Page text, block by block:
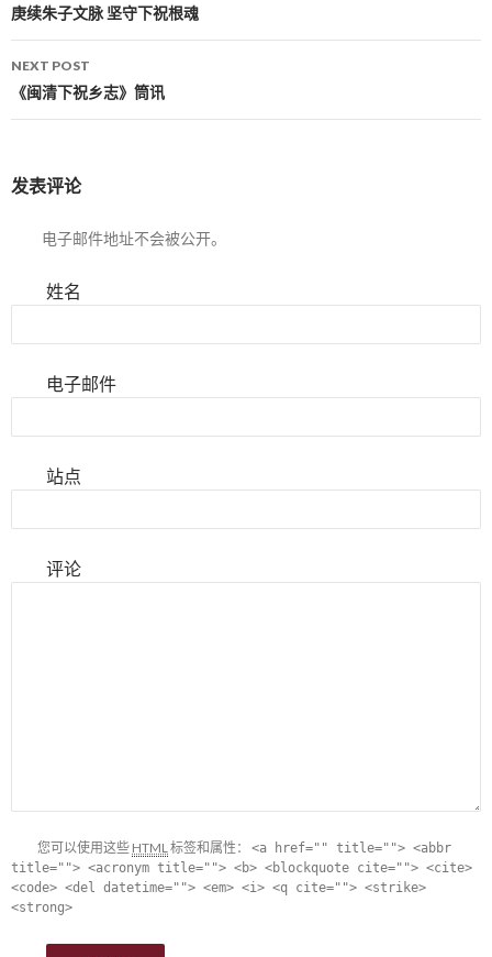
Post navigation
庚续朱子文脉 坚守下祝根魂
NEXT POST
《闽清下祝乡志》筒讯
发表评论
电子邮件地址不会被公开。
姓名
电子邮件
站点
评论
您可以使用这些 HTML标签和属性： <a href="" title=""> <abbr
title=""> <acronym title=""> <b> <blockquote cite=""> <cite>
<code> <del datetime=""> <em> <i> <q cite=""> <strike>
<strong>